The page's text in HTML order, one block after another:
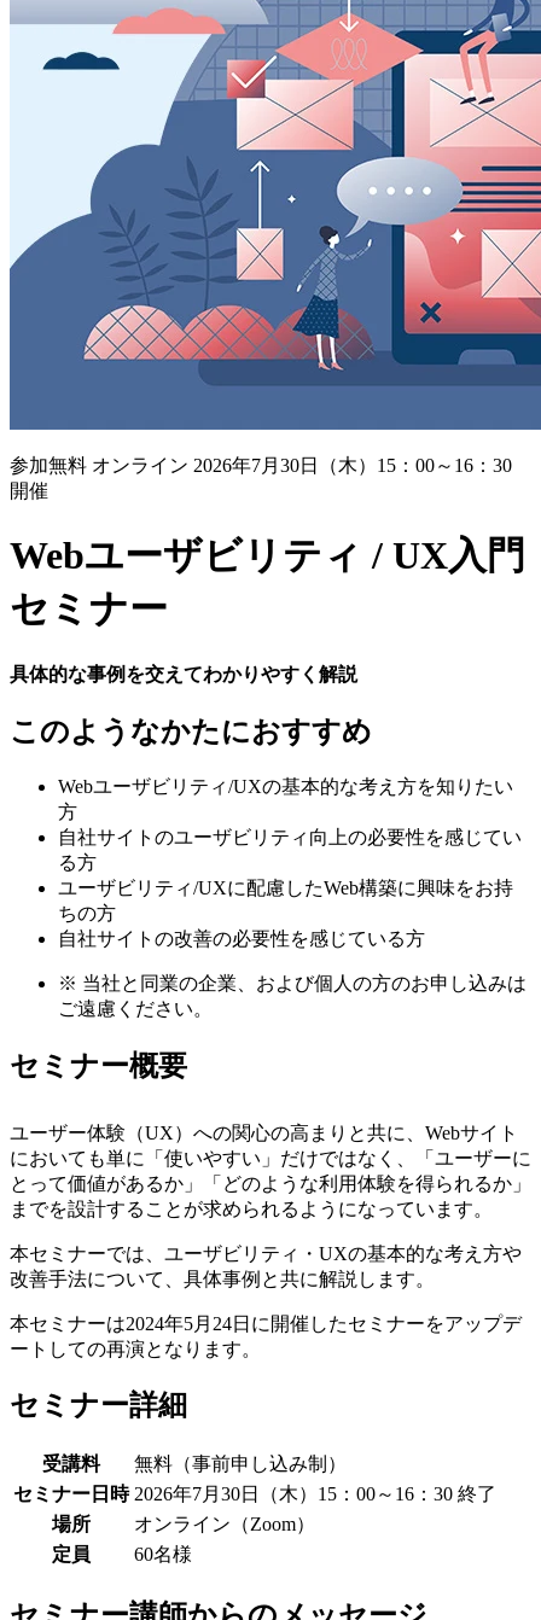
参加無料 オンライン 2026年7月30日（木）15：00～16：30
開催
Webユーザビリティ / UX入門
セミナー
具体的な事例を交えてわかりやすく解説
このようなかたにおすすめ
Webユーザビリティ/UXの基本的な考え方を知りたい
方
自社サイトのユーザビリティ向上の必要性を感じてい
る方
ユーザビリティ/UXに配慮したWeb構築に興味をお持
ちの方
自社サイトの改善の必要性を感じている方
※ 当社と同業の企業、および個人の方のお申し込みは
ご遠慮ください。
セミナー概要
ユーザー体験（UX）への関心の高まりと共に、Webサイト
においても単に「使いやすい」だけではなく、「ユーザーに
とって価値があるか」「どのような利用体験を得られるか」
までを設計することが求められるようになっています。
本セミナーでは、ユーザビリティ・UXの基本的な考え方や
改善手法について、具体事例と共に解説します。
本セミナーは2024年5月24日に開催したセミナーをアップデ
ートしての再演となります。
セミナー詳細
受講料
無料（事前申し込み制）
セミナー日時 2026年7月30日（木）15：00～16：30 終了
場所
オンライン（Zoom）
定員
60名様